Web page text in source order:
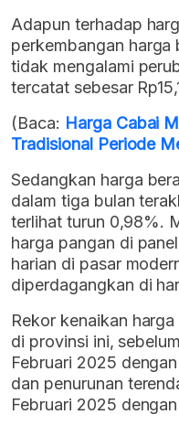
Adapun terhadap
perkembangan harga
tidak mengalami
tercatat sebesar
(Baca: Harga Cabai
Tradisional Periode
Sedangkan harga
dalam tiga bulan
terlihat turun 0,98%.
harga pangan di
harian di pasar
diperdagangkan di
Rekor kenaikan
di provinsi ini,
Februari 2025
dan penurunan
Februari 2025